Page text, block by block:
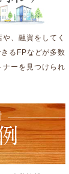
、融資をしてく
るFPなどが多数
ーを見つけられ